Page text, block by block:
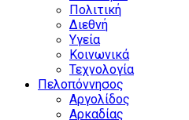
Πολιτική
Διεθνή
Υγεία
Κοινωνικά
Τεχνολογία
Πελοπόννησος
Αργολίδος
Αρκαδίας